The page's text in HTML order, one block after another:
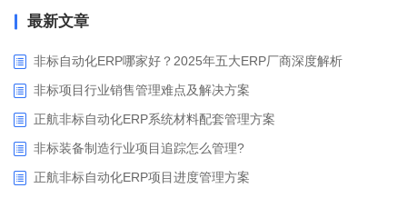
最新文章
非标自动化ERP哪家好？2025年五大ERP厂商深度解析
非标项目行业销售管理难点及解决方案
正航非标自动化ERP系统材料配套管理方案
非标装备制造行业项目追踪怎么管理?
正航非标自动化ERP项目进度管理方案